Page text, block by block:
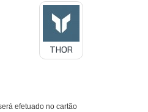
THOR
efetuado no cartão